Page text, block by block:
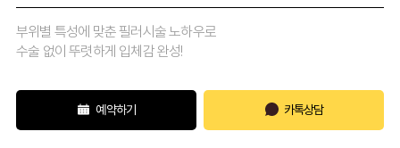
부위별 특성에 맞춘 필러시술 노하우로
수술 없이 뚜렷하게 입체감 완성!
예약하기 카톡상담